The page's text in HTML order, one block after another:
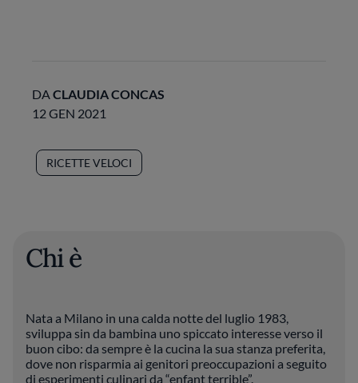
DACLAUDIA CONCAS
12 GEN 2021
RICETTE VELOCI
Chi è
Nata a Milano in una calda notte del luglio 1983,
sviluppa sin da bambina uno spiccato interesse verso il
buon cibo: da sempre è la cucina la sua stanza preferita,
dove non risparmia ai genitori preoccupazioni a seguito
di esperimenti culinari da “enfant terrible”.